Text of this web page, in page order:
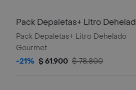
Pack Depaletas+ Litro
Gourmet
Pack Depaletas+ Litro Dehelado
Gourmet
-21% $ 61.900 $ 78.800